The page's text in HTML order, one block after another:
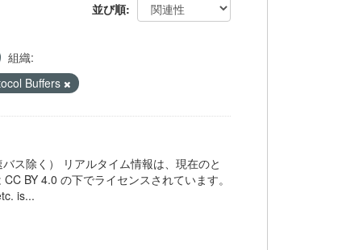
並び順
組織:
Buffers
ス除く） リアルタイム情報は、現在のと
BY 4.0 の下でライセンスされています。
is...